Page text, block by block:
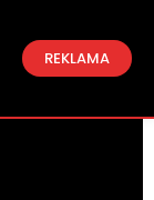
REKLAMA